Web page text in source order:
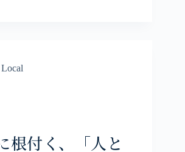
根付く、「人と